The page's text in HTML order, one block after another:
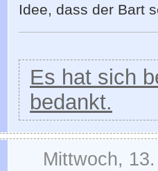
Idee, dass der Bart
Es hat sich
bedankt.
Mittwoch,